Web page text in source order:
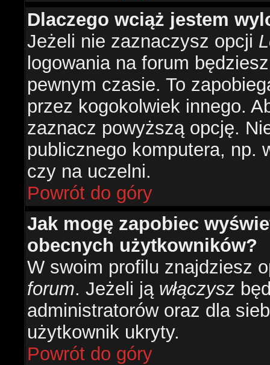
Dlaczego wciąż jestem
Jeżeli nie zaznaczysz opcji
logowania na forum
pewnym czasie. To
przez kogokolwiek innego.
zaznacz powyższą opcję.
publicznego komputera, np.
czy na uczelni.
Powrót do góry
Jak mogę zapobiec
obecnych użytkowników?
W swoim profilu znajdziesz
forum. Jeżeli ją włączysz
administratorów oraz dla
użytkownik ukryty.
Powrót do góry